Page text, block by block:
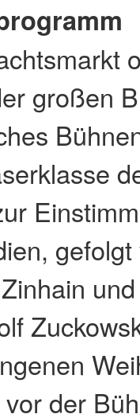
großen
der